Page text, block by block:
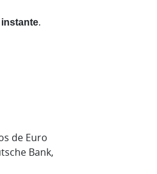
.
de Euro
Bank,